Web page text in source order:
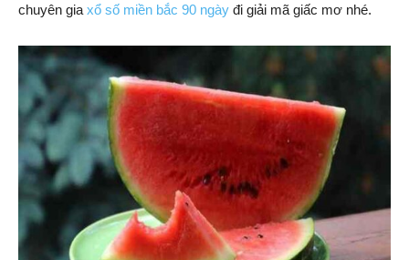
chuyên gia xổ số miền bắc 90 ngày đi giải mã giấc mơ nhé.